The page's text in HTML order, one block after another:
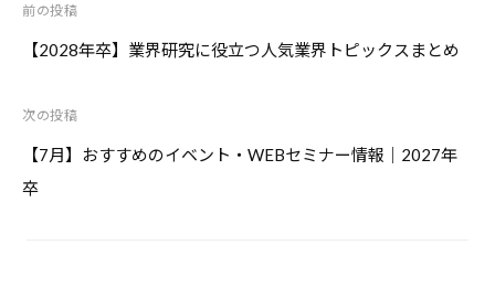
投
稿
ビ
ー
前の投稿
【2028年卒】業界研究に役立つ人気業界トピックスまとめ
次の投稿
【7月】おすすめのイベント・WEBセミナー情報｜2027年
卒